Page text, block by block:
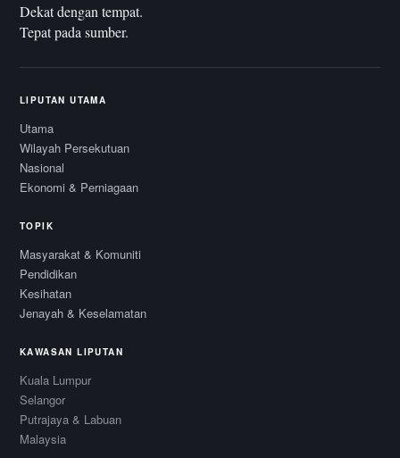
Dekat dengan tempat.
Tepat pada sumber.
LIPUTAN UTAMA
Utama
Wilayah Persekutuan
Nasional
Ekonomi & Perniagaan
TOPIK
Masyarakat & Komuniti
Pendidikan
Kesihatan
Jenayah & Keselamatan
KAWASAN LIPUTAN
Kuala Lumpur
Selangor
Putrajaya & Labuan
Malaysia